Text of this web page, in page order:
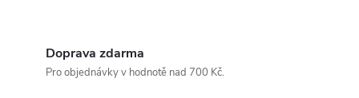
Doprava zdarma
Pro objednávky v hodnotě nad 700 Kč.